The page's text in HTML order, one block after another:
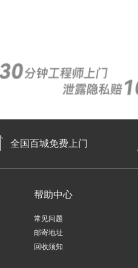
全国百城免费上门
帮助中心
常见问题
邮寄地址
回收须知